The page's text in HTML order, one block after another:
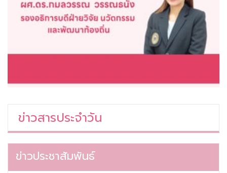
ข่าวสารประจำวัน
ข่าวประชาสัมพันธ์